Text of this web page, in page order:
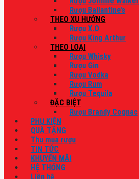
Rượu Ballantine’s
THEO XU HƯỚNG
Rượu X.O
Rượu King Arthur
THEO LOẠI
Rượu Whisky
Rượu Gin
Rượu Vodka
Rượu Rum
Rượu Tequila
ĐẶC BIỆT
Rượu Brandy Cognac
PHỤ KIỆN
QUÀ TẶNG
Thu mua rượu
TIN TỨC
KHUYẾN MÃI
HỆ THỐNG
Liên hệ